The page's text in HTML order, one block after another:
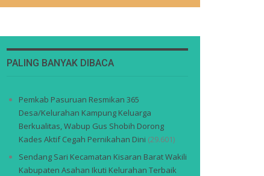
PALING BANYAK DIBACA
Pemkab Pasuruan Resmikan 365
Desa/Kelurahan Kampung Keluarga
Berkualitas, Wabup Gus Shobih Dorong
Kades Aktif Cegah Pernikahan Dini (29.601)
Sendang Sari Kecamatan Kisaran Barat Wakili
Kabupaten Asahan Ikuti Kelurahan Terbaik